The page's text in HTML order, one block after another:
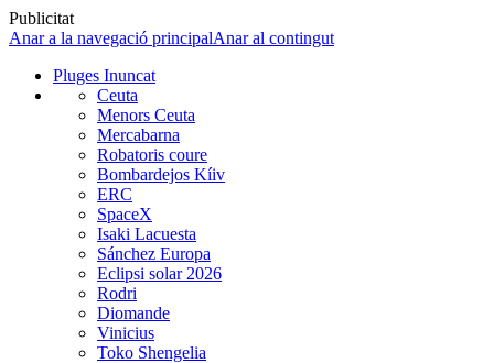
Publicitat
Anar a la navegació principalAnar al contingut
Pluges Inuncat
Ceuta
Menors Ceuta
Mercabarna
Robatoris coure
Bombardejos Kíiv
ERC
SpaceX
Isaki Lacuesta
Sánchez Europa
Eclipsi solar 2026
Rodri
Diomande
Vinicius
Toko Shengelia